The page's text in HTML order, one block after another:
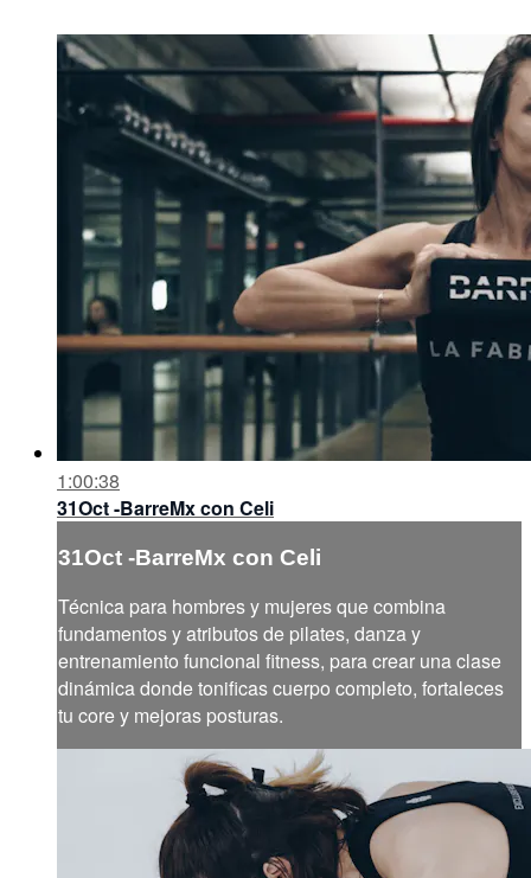
1:00:38
31Oct -BarreMx con Celi
31Oct -BarreMx con Celi
Técnica para hombres y mujeres que combina
fundamentos y atributos de pilates, danza y
entrenamiento funcional fitness, para crear una clase
dinámica donde tonificas cuerpo completo, fortaleces
tu core y mejoras posturas.